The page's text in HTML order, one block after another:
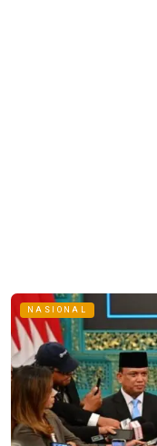
NASIONAL